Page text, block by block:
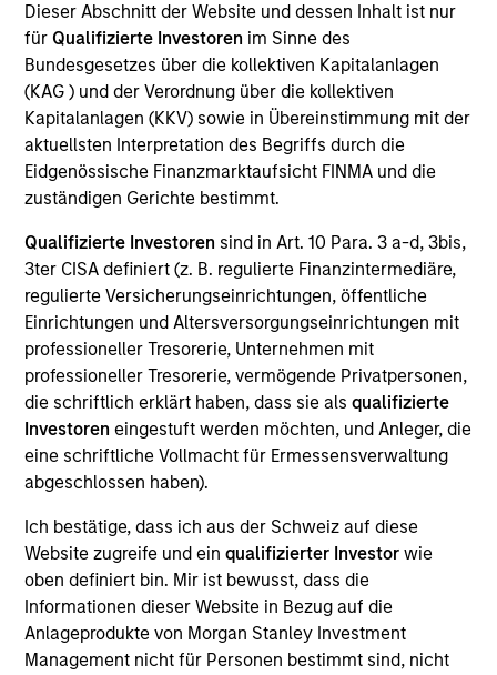
Dieser Abschnitt der Website und dessen Inhalt ist nur
für Qualifizierte Investoren im Sinne des
Bundesgesetzes über die kollektiven Kapitalanlagen
(KAG ) und der Verordnung über die kollektiven
Kapitalanlagen (KKV) sowie in Übereinstimmung mit der
aktuellsten Interpretation des Begriffs durch die
Eidgenössische Finanzmarktaufsicht FINMA und die
zuständigen Gerichte bestimmt.
Qualifizierte Investoren sind in Art. 10 Para. 3 a-d, 3bis,
3ter CISA definiert (z. B. regulierte Finanzintermediäre,
regulierte Versicherungseinrichtungen, öffentliche
Einrichtungen und Altersversorgungseinrichtungen mit
professioneller Tresorerie, Unternehmen mit
professioneller Tresorerie, vermögende Privatpersonen,
die schriftlich erklärt haben, dass sie alsqualifizierte
Investoren eingestuft werden möchten, und Anleger, die
eine schriftliche Vollmacht für Ermessensverwaltung
abgeschlossen haben).
Ich bestätige, dass ich aus der Schweiz auf diese
Website zugreife und ein qualifizierter Investor wie
oben definiert bin. Mir ist bewusst, dass die
Informationen dieser Website in Bezug auf die
Anlageprodukte von Morgan Stanley Investment
Management nicht für Personen bestimmt sind, nicht
Technology
COUNTRY
United States
Invested on
May 2021
Transaction Type
Follow-On
Founded in 2011 and based in San Diego, California,
Classy, Inc. provides fundraising software to
nonprofit organizations and social enterprises. The
Company’s software platform includes a fundraising
suite that offers various modules such as campaign
management, customer relationship management,
automated engagement and reporting / analytics.
View Current Employment Opportunities
View Site